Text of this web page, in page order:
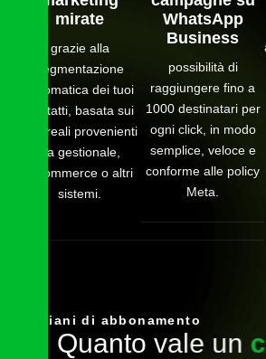
mirate
grazie alla
segmentazione
automatica dei tuoi
contatti, basata sui
dati reali provenienti
da gestionale,
eCommerce o altri
sistemi.
WhatsApp
Business
possibilità di
raggiungere fino a
1000 destinatari per
ogni click, in modo
semplice, veloce e
conforme alle policy
Meta.
Piani di abbonamento
Quanto vale un c